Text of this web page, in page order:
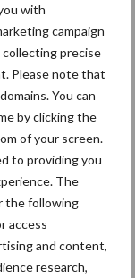
with
campaign
precise
Please note that
You can
by clicking the
of your screen.
to providing you
The
the following
access
and content,
research,
Fendt
op bij